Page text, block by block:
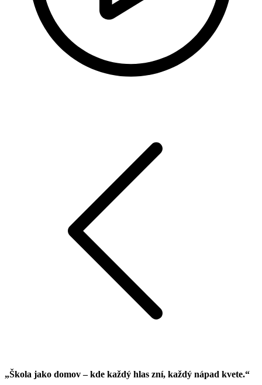
„Škola jako domov – kde každý hlas zní, každý nápad kvete.“